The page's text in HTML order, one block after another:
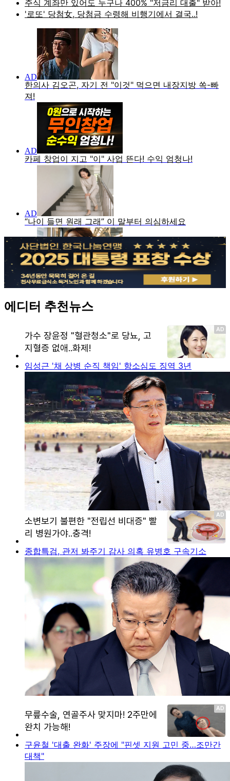
에디터 추천뉴스
임성근 '채 상병 순직 책임' 항소심도 징역 3년
종합특검, 관저 봐주기 감사 의혹 유병호 구속기소
구윤철 '대출 완화' 주장에 "핀셋 지원 고민 중…조만간
대책"